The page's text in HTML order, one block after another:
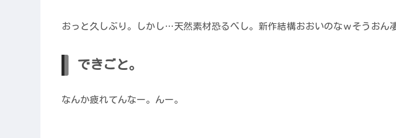
おっと久しぶり。しかし…天然素材恐るべし。新作結構おおいのなｗそうおん
できごと。
なんか疲れてんなー。んー。